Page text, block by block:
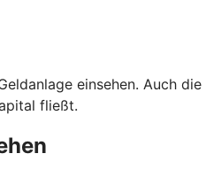
einsehen. Auch
fließt.